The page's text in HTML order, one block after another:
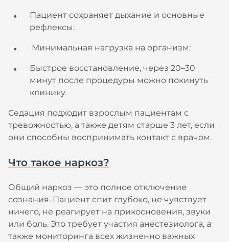
Пациент сохраняет дыхание и основные
рефлексы;
Минимальная нагрузка на организм;
Быстрое восстановление, через 20–30
минут после процедуры можно покинуть
клинику.
Седация подходит взрослым пациентам с
тревожностью, а также детям старше 3 лет, если
они способны воспринимать контакт с врачом.
Что такое наркоз?
Общий наркоз — это полное отключение
сознания. Пациент спит глубоко, не чувствует
ничего, не реагирует на прикосновения, звуки
или боль. Это требует участия анестезиолога, а
также мониторинга всех жизненно важных